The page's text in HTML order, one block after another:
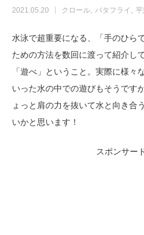
2021.05.20 クロール バタフライ 平
水泳で超重要になる、「手のひら
ための方法を数回に渡って紹介し
「遊べ」ということ。実際に様々
いった水の中での遊びもそうです
ょっと肩の力を抜いて水と向き合
いかと思います！
スポンサー